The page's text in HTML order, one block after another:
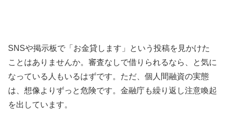
SNSや掲示板で「お金貸します」という投稿を見かけた
ことはありませんか。審査なしで借りられるなら、と気に
なっている人もいるはずです。ただ、個人間融資の実態
は、想像よりずっと危険です。金融庁も繰り返し注意喚起
を出しています。